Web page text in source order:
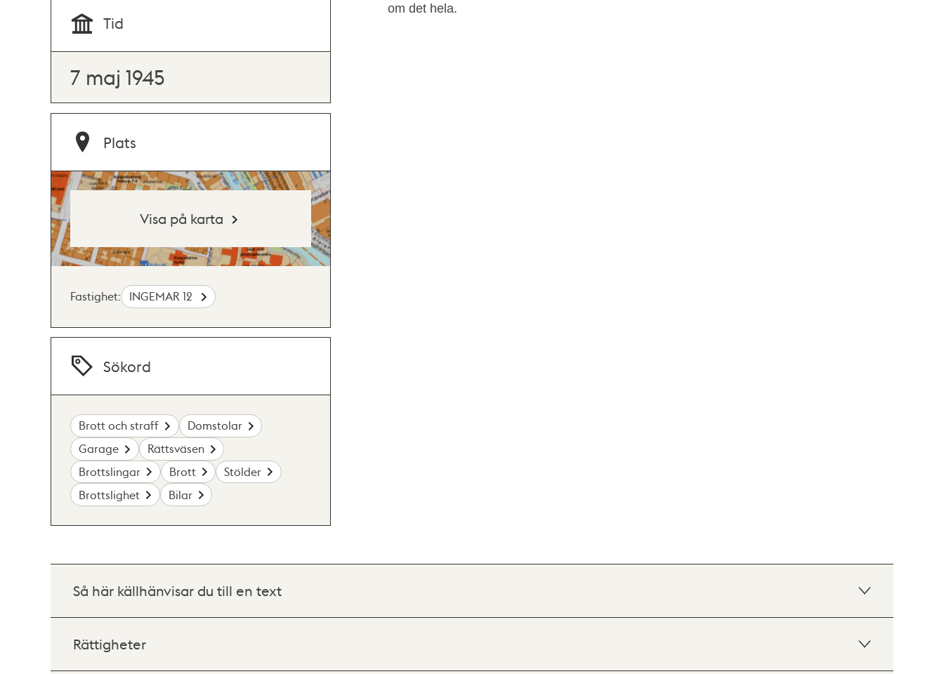
om det hela.
Tid
7 maj 1945
Plats
Visa på karta
Fastighet: INGEMAR 12
Sökord
Brott och straff
Domstolar
Garage
Rättsväsen
Brottslingar
Brott
Stölder
Brottslighet
Bilar
Så här källhänvisar du till en text
Rättigheter